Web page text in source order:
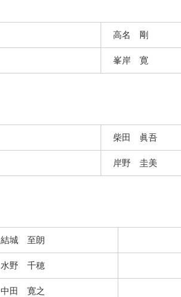
高名 剛
峯岸 寛
柴田 眞吾
岸野 圭美
結城 至朗
水野 千穂
中田 寛之